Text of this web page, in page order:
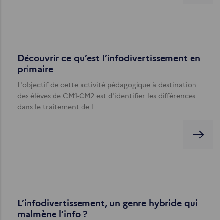
Découvrir ce qu’est l’infodivertissement en
primaire
L'objectif de cette activité pédagogique à destination
des élèves de CM1-CM2 est d'identifier les différences
dans le traitement de l…
L’infodivertissement, un genre hybride qui
malmène l’info ?